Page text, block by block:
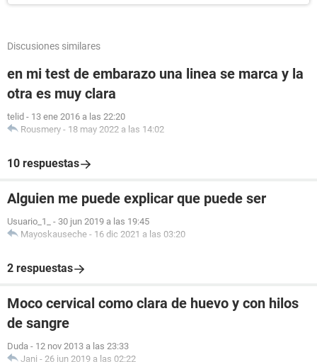
Discusiones similares
en mi test de embarazo una linea se marca y la
otra es muy clara
telid - 13 ene 2016 a las 22:20
Rousmery - 18 may 2022 a las 14:02
10 respuestas
Alguien me puede explicar que puede ser
Usuario_1_ - 30 jun 2019 a las 19:45
Mayoskauseche - 16 dic 2021 a las 03:20
2 respuestas
Moco cervical como clara de huevo y con hilos
de sangre
Duda - 12 nov 2013 a las 23:33
Jani - 26 jun 2019 a las 02:22